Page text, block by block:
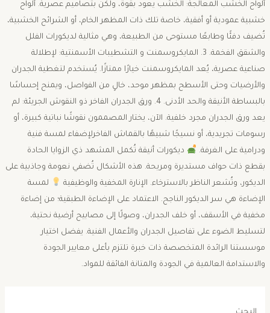
ألواح الخشب المعالجة: ​الخشب يعود بقوة، ولكن بتصاميم عصرية. ألواح
خشبية عمودية أو أفقية، خاصة تلك ذات المظهر الخام، أو الشرائح الخشبية،
تُضيف دفئًا وطابعًا مستوحى من الطبيعة، وهي مثالية لديكورات الفلل
والشقق الفخمة. ​3. المايكروسمنت و التشطيبات الأسمنتية: ​لإطلالة
صناعية عصرية، يُعد المايكروسمنت خيارًا ممتازًا. يُستخدم لتغطية الجدران
والأرضيات وحتى الأسطح بمظهر موحد، خالٍ من الفواصل، ويمنح إحساسًا
بالبساطة الأنيقة والحد الأدنى. ​4. ورق الجدران الفاخر ذو النقوش الجريئة: ​لم
يعد ورق الجدران مجرد خلفية. الآن، يختار المصممون نقوشًا نباتية كبيرة، أو
رسومات تجريدية، أو نسيجًا شبيهًا بالقماش الفاخرلإضفاء لمسة فنية
ودرامية على الغرفة. ​
ديكورات أنيقة تُكمل المشهد ذي الزوايا الحادة
بقطع ذات حواف مستديرة ومريحة. هذه الأشكال تُضفي نعومة وجاذبية على
الديكور، وتُشعر الناظر بالاسترخاء. ​الإنارة المخفية والوظيفية
​لمسة
الإضاءة هي سر الديكور الناجح. الاعتماد على الإضاءة الطبقية؛ من إضاءة
مخفية في الأسقف، أو خلف الجدران، وصولًا إلى مصابيح أرضية نحتية،
لتسليط الضوء على تفاصيل الجدران والأعمال الفنية. يفضل اختيار
موسستنا الرائدة المتخصصة ذات خبرة تلتزم بأعلى معايير الجودة
والاستدامة العالمية في الجودة والمتانة الفائقة للمواد.